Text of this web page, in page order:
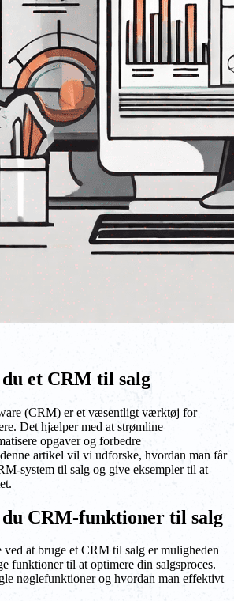
et CRM til salg
(CRM) er et væsentligt værktøj for
Det hjælper med at strømline
opgaver og forbedre
artikel vil vi udforske, hvordan man får
system til salg og give eksempler til at
du CRM-funktioner til salg
ved at bruge et CRM til salg er muligheden
funktioner til at optimere din salgsproces.
nøglefunktioner og hvordan man effektivt